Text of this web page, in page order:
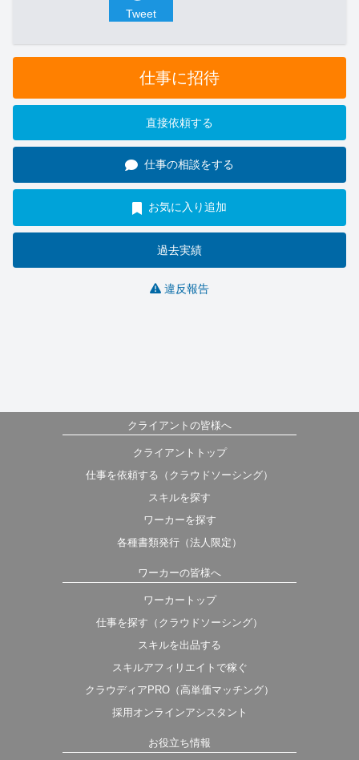
Tweet
仕事に招待
直接依頼する
仕事の相談をする
お気に入り追加
過去実績
違反報告
クライアントの皆様へ
クライアントトップ
仕事を依頼する（クラウドソーシング）
スキルを探す
ワーカーを探す
各種書類発行（法人限定）
ワーカーの皆様へ
ワーカートップ
仕事を探す（クラウドソーシング）
スキルを出品する
スキルアフィリエイトで稼ぐ
クラウディアPRO（高単価マッチング）
採用オンラインアシスタント
お役立ち情報